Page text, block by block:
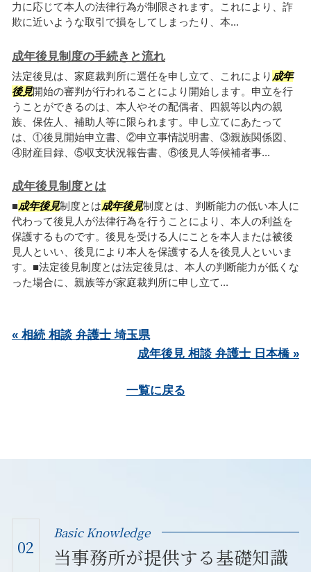
力に応じて本人の法律行為が制限されます。これにより、詐
欺に近いような取引で損をしてしまったり、本...
成年後見制度の手続きと流れ
法定後見は、家庭裁判所に選任を申し立て、これにより 成年
後見開始の審判が行われることにより開始します。申立を行
うことができるのは、本人やその配偶者、四親等以内の親
族、保佐人、補助人等に限られます。申し立てにあたって
は、①後見開始申立書、②申立事情説明書、③親族関係図、
④財産目録、⑤収支状況報告書、⑥後見人等候補者事...
成年後見制度とは
■成年後見制度とは成年後見制度とは、判断能力の低い本人に
代わって後見人が法律行為を行うことにより、本人の利益を
保護するものです。後見を受ける人にことを本人または被後
見人といい、後見により本人を保護する人を後見人といいま
す。■法定後見制度とは法定後見は、本人の判断能力が低くな
った場合に、親族等が家庭裁判所に申し立て...
« 相続 相談 弁護士 埼玉県
成年後見 相談 弁護士 日本橋 »
一覧に戻る
02
Basic Knowledge
当事務所が提供する基礎知識